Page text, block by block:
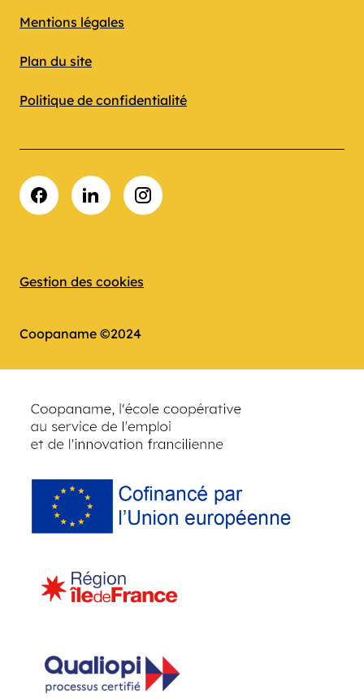
Mentions légales
Plan du site
Politique de confidentialité
Gestion des cookies
Coopaname ©2024